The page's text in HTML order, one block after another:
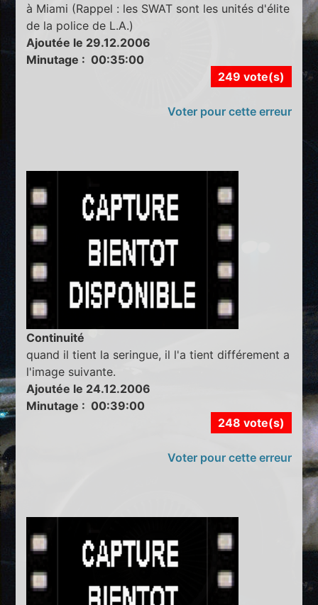
à Miami (Rappel : les SWAT sont les unités d'élite
de la police de L.A.)
Ajoutée le 29.12.2006
Minutage : 00:35:00
249 vote(s)
Voter pour cette erreur
Continuité
quand il tient la seringue, il l'a tient différement a
l'image suivante.
Ajoutée le 24.12.2006
Minutage : 00:39:00
248 vote(s)
Voter pour cette erreur